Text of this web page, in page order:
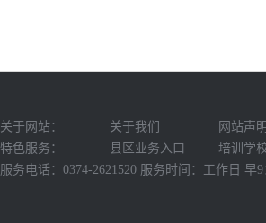
关于网站： 关于我们 网站声明
特色服务：
县区业务入口
培训学
服务电话：0374-2621520 服务时间：工作日 早